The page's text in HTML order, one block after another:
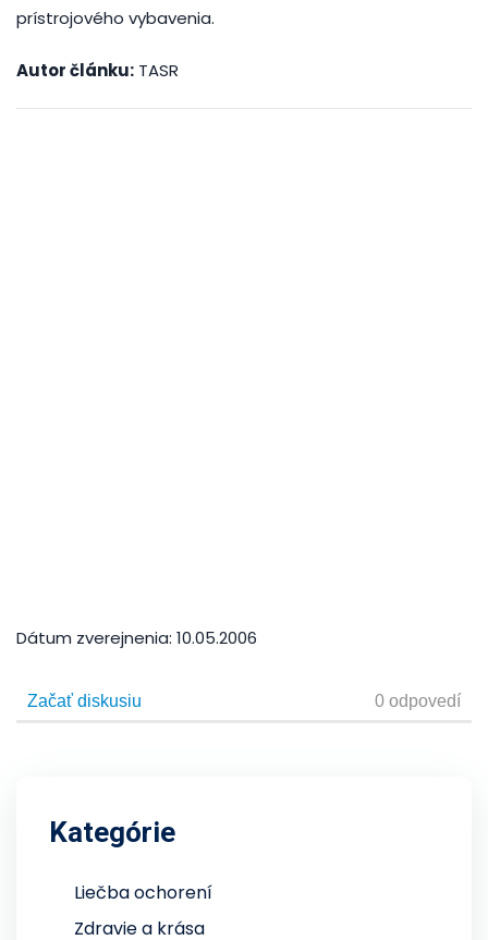
prístrojového vybavenia.
Autor článku: TASR
Dátum zverejnenia: 10.05.2006
Kategórie
Liečba ochorení
Zdravie a krása